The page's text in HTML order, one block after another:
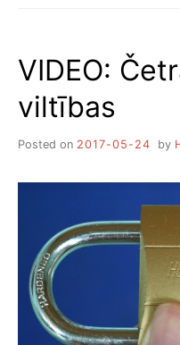
KAS
VIDEO:
viltības
Posted on 2017-05-24 by